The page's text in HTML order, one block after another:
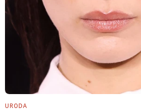
URODA